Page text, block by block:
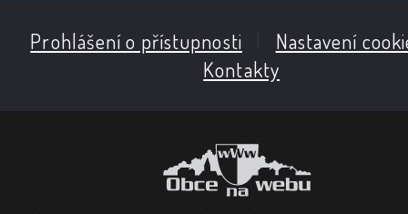
Prohlášení o přístupnosti
Nastavení
Kontakty